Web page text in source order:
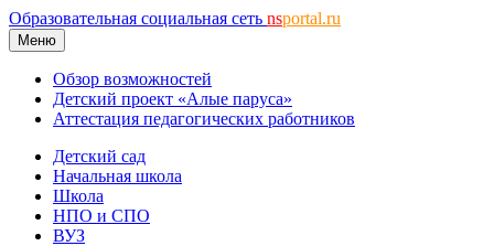
Образовательная социальная сеть nsportal.ru
Меню
Обзор возможностей
Детский проект «Алые паруса»
Аттестация педагогических работников
Детский сад
Начальная школа
Школа
НПО и СПО
ВУЗ